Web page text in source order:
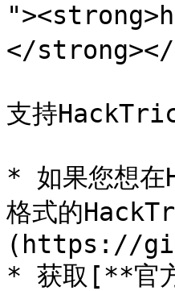
</strong></
支持
* 如果您想
格式的
(https://
* 获取[**官